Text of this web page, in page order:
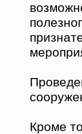
Кроме